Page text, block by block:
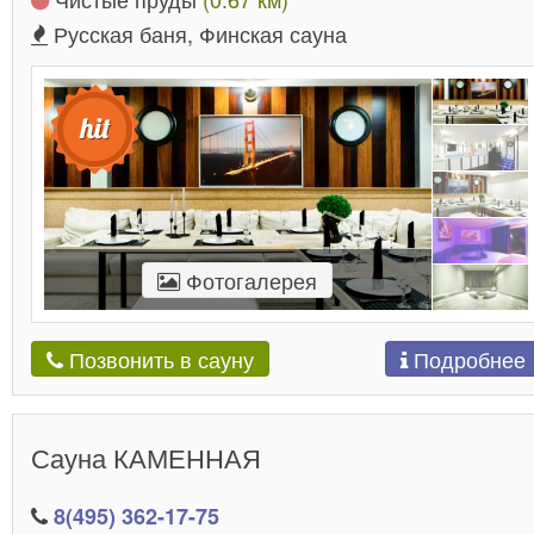
Русская баня, Финская сауна
Фотогалерея
Позвонить в сауну Подробнее
Сауна КАМЕННАЯ
8(495) 362-17-75